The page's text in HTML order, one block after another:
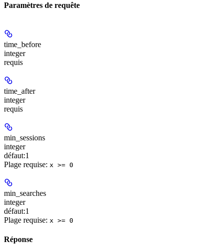
Paramètres de requête
time_before
integer
requis
time_after
integer
requis
min_sessions
integer
défaut:1
Plage requise: x >= 0
min_searches
integer
défaut:1
Plage requise: x >= 0
Réponse